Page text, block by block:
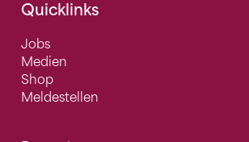
Quicklinks
Jobs
Medien
Shop
Meldestellen